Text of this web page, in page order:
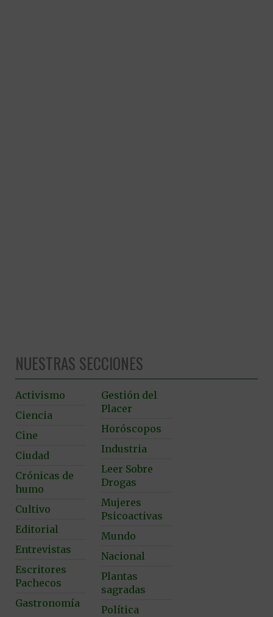
NUESTRAS SECCIONES
Activismo
Ciencia
Cine
Ciudad
Crónicas de
humo
Cultivo
Editorial
Entrevistas
Escritores
Pachecos
Gastronomía
Gestión del
Placer
Horóscopos
Industria
Leer Sobre
Drogas
Mujeres
Psicoactivas
Mundo
Nacional
Plantas
sagradas
Política